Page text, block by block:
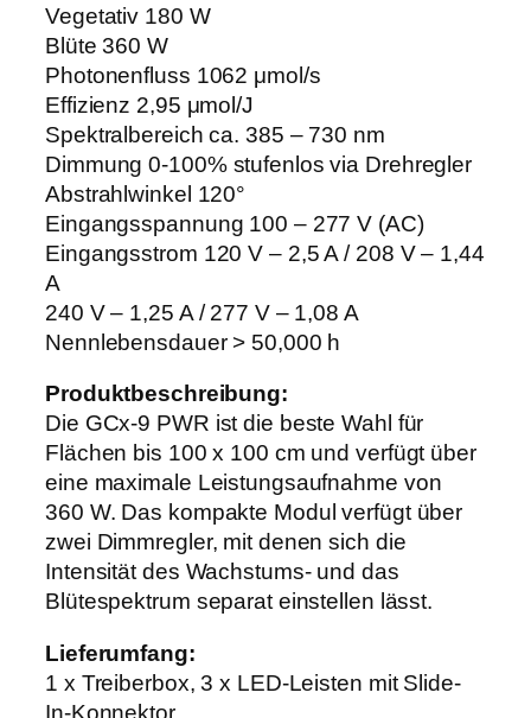
Vegetativ 180 W
Blüte 360 W
Photonenfluss 1062 μmol/s
Effizienz 2,95 μmol/J
Spektralbereich ca. 385 – 730 nm
Dimmung 0-100% stufenlos via Drehregler
Abstrahlwinkel 120°
Eingangsspannung 100 – 277 V (AC)
Eingangsstrom 120 V – 2,5 A / 208 V – 1,44
A
240 V – 1,25 A / 277 V – 1,08 A
Nennlebensdauer > 50,000 h
Produktbeschreibung:
Die GCx-9 PWR ist die beste Wahl für
Flächen bis 100 x 100 cm und verfügt über
eine maximale Leistungsaufnahme von
360 W. Das kompakte Modul verfügt über
zwei Dimmregler, mit denen sich die
Intensität des Wachstums- und das
Blütespektrum separat einstellen lässt.
Lieferumfang:
1 x Treiberbox, 3 x LED-Leisten mit Slide-
In-Konnektor,